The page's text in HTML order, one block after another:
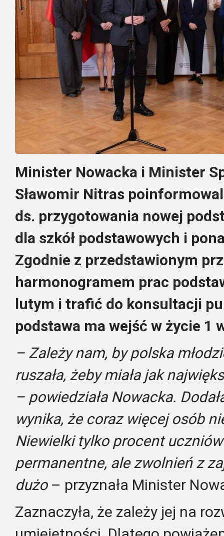
Minister Nowacka i Minister
Sławomir Nitras
ds. przygotowania nowej
dla szkół podstawowych i
Zgodnie z przedstawionym
harmonogramem prac
lutym i trafić do konsultacji
podstawa ma wejść w życie 1
– Zależy nam, by polska
ruszała, żeby miała jak
– powiedziała Nowacka.
wynika, że coraz więcej osób
Niewielki tylko procent
permanentne, ale zwolnień z
dużo– przyznała Minister
Zaznaczyła, że zależy jej na